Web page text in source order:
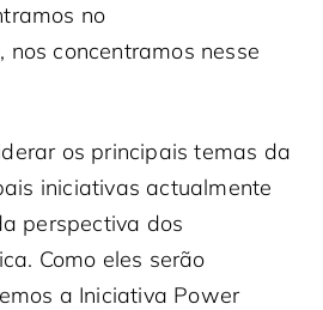
no
nos concentramos nesse
os principais temas da
iniciativas actualmente
perspectiva dos
Como eles serão
a Iniciativa Power